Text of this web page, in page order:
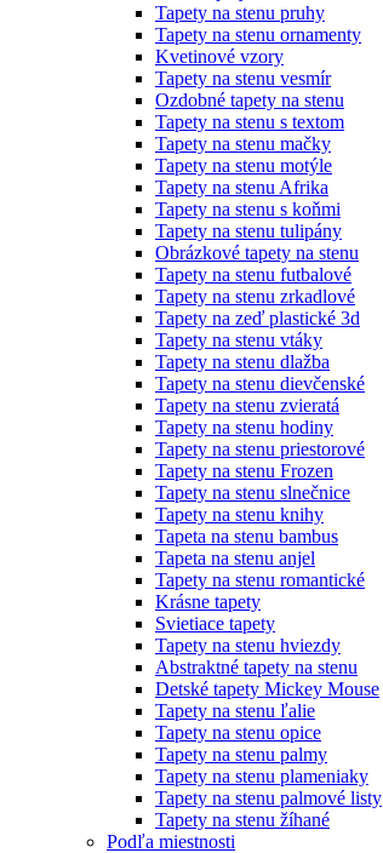
Tapety na stenu pruhy
Tapety na stenu ornamenty
Kvetinové vzory
Tapety na stenu vesmír
Ozdobné tapety na stenu
Tapety na stenu s textom
Tapety na stenu mačky
Tapety na stenu motýle
Tapety na stenu Afrika
Tapety na stenu s koňmi
Tapety na stenu tulipány
Obrázkové tapety na stenu
Tapety na stenu futbalové
Tapety na stenu zrkadlové
Tapety na zeď plastické 3d
Tapety na stenu vtáky
Tapety na stenu dlažba
Tapety na stenu dievčenské
Tapety na stenu zvieratá
Tapety na stenu hodiny
Tapety na stenu priestorové
Tapety na stenu Frozen
Tapety na stenu slnečnice
Tapety na stenu knihy
Tapeta na stenu bambus
Tapeta na stenu anjel
Tapety na stenu romantické
Krásne tapety
Svietiace tapety
Tapety na stenu hviezdy
Abstraktné tapety na stenu
Detské tapety Mickey Mouse
Tapety na stenu ľalie
Tapety na stenu opice
Tapety na stenu palmy
Tapety na stenu plameniaky
Tapety na stenu palmové listy
Tapety na stenu žíhané
Podľa miestnosti